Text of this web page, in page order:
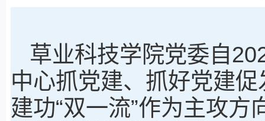
草业科技学院党委自
中心抓党建、抓好党建促
建功“双一流”作为主攻